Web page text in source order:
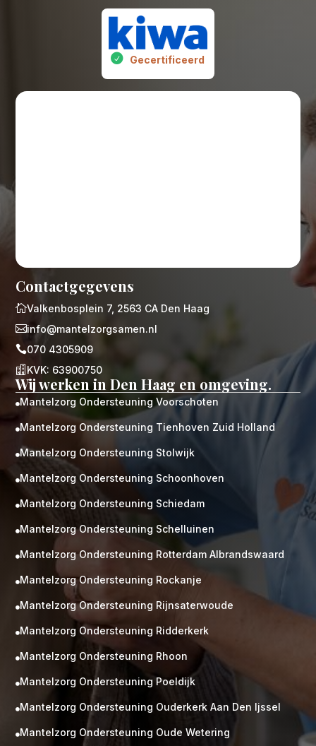
Gecertificeerd
Contactgegevens
Valkenbosplein 7, 2563 CA Den Haag
info@mantelzorgsamen.nl
070 4305909
 KVK: 63900750
Wij werken in Den Haag en omgeving.
Mantelzorg Ondersteuning Voorschoten
Mantelzorg Ondersteuning Tienhoven Zuid Holland
Mantelzorg Ondersteuning Stolwijk
Mantelzorg Ondersteuning Schoonhoven
Mantelzorg Ondersteuning Schiedam
Mantelzorg Ondersteuning Schelluinen
Mantelzorg Ondersteuning Rotterdam Albrandswaard
Mantelzorg Ondersteuning Rockanje
Mantelzorg Ondersteuning Rijnsaterwoude
Mantelzorg Ondersteuning Ridderkerk
Mantelzorg Ondersteuning Rhoon
Mantelzorg Ondersteuning Poeldijk
Mantelzorg Ondersteuning Ouderkerk Aan Den Ijssel
Mantelzorg Ondersteuning Oude Wetering